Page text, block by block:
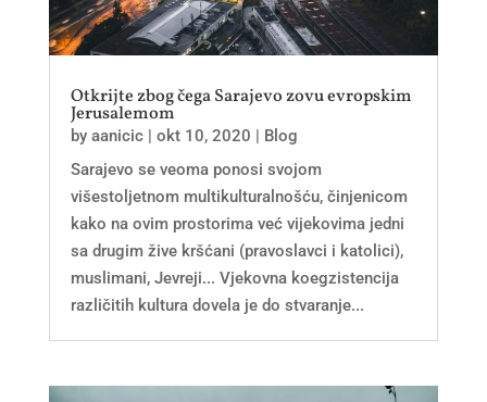
Otkrijte zbog čega Sarajevo zovu evropskim
Jerusalemom
by aanicic| okt 10, 2020 | Blog
Sarajevo se veoma ponosi svojom
višestoljetnom multikulturalnošću, činjenicom
kako na ovim prostorima već vijekovima jedni
sa drugim žive kršćani (pravoslavci i katolici),
muslimani, Jevreji... Vjekovna koegzistencija
različitih kultura dovela je do stvaranje...